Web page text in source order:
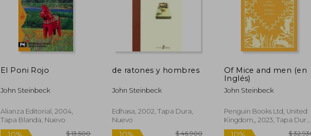
El Poni Rojo
John Steinbeck
Alianza Editorial, 2004,
Tapa Blanda, Nuevo
de ratones y hombres
John Steinbeck
Edhasa, 2002, Tapa Dura,
Nuevo
Of Mice and men (en
Inglés)
John Steinbeck
Penguin Books Ltd, United
Kingdom,, 2023, Tapa Dura,
Nuevo